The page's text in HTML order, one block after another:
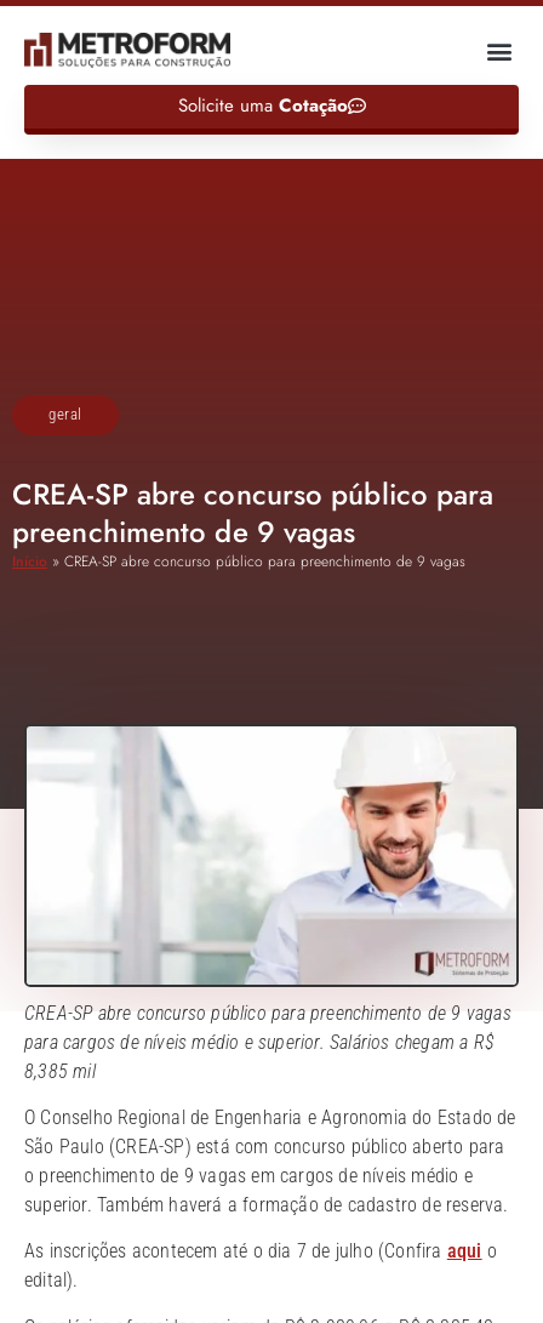
Solicite uma Cotação
geral
CREA-SP abre concurso público para
preenchimento de 9 vagas
Início » CREA-SP abre concurso público para preenchimento de 9 vagas
CREA-SP abre concurso público para preenchimento de 9 vagas
para cargos de níveis médio e superior. Salários chegam a R$
8,385 mil
O Conselho Regional de Engenharia e Agronomia do Estado de
São Paulo (CREA-SP) está com concurso público aberto para
o preenchimento de 9 vagas em cargos de níveis médio e
superior. Também haverá a formação de cadastro de reserva.
As inscrições acontecem até o dia 7 de julho (Confira aqui o
edital).